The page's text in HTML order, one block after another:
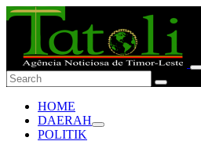
HOME
DAERAH
POLITIK